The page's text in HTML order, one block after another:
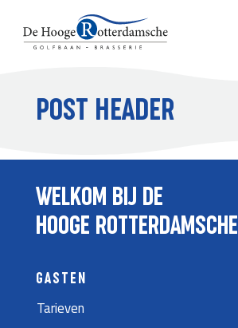
POST HEADER
WELKOM BIJ DE
HOOGE ROTTERDAMSCHE
GASTEN
Tarieven